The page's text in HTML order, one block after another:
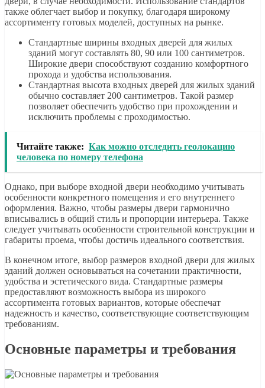
также облегчает выбор и покупку, благодаря широкому
ассортименту готовых моделей, доступных на рынке.
Стандартные ширины входных дверей для жилых
зданий могут составлять 80, 90 или 100 сантиметров.
Широкие двери способствуют созданию комфортного
прохода и удобства использования.
Стандартная высота входных дверей для жилых зданий
обычно составляет 200 сантиметров. Такой размер
позволяет обеспечить удобство при прохождении и
исключить проблемы с проходимостью.
Читайте также: Как можно отследить геолокацию
человека по номеру телефона
Однако, при выборе входной двери необходимо учитывать
особенности конкретного помещения и его внутреннего
оформления. Важно, чтобы размеры двери гармонично
вписывались в общий стиль и пропорции интерьера. Также
следует учитывать особенности строительной конструкции и
габариты проема, чтобы достичь идеального соответствия.
В конечном итоге, выбор размеров входной двери для жилых
зданий должен основываться на сочетании практичности,
удобства и эстетического вида. Стандартные размеры
предоставляют возможность выбора из широкого
ассортимента готовых вариантов, которые обеспечат
надежность и качество, соответствующие соответствующим
требованиям.
Основные параметры и требования